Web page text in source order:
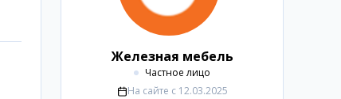
Железная мебель
Частное лицо
На сайте с 12.03.2025